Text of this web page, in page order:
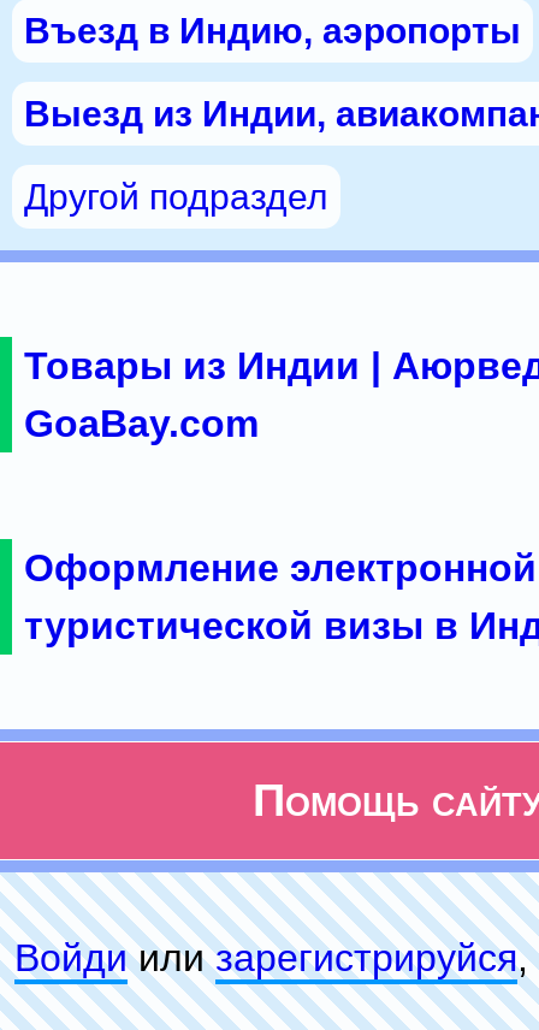
Въезд в Индию, аэропорты
Выезд из Индии,
Другой подраздел
Товары из Индии |
GoaBay.com
Оформление электронной
туристической визы в
Помощь
Войдиилизарeгиcтpируйся,